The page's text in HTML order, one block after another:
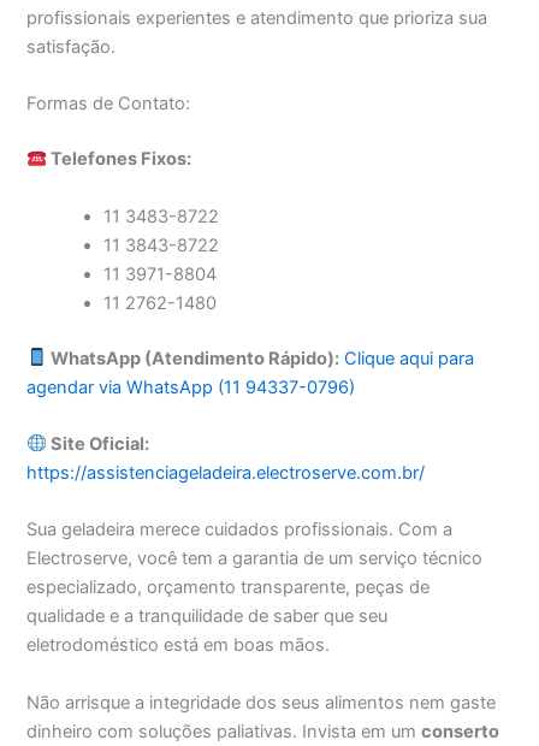
profissionais experientes e atendimento que prioriza sua
satisfação.
Formas de Contato:
Telefones Fixos:
11 3483-8722
11 3843-8722
11 3971-8804
11 2762-1480
WhatsApp (Atendimento Rápido): Clique aqui para
agendar via WhatsApp (11 94337-0796)
Site Oficial:
https://assistenciageladeira.electroserve.com.br/
Sua geladeira merece cuidados profissionais. Com a
Electroserve, você tem a garantia de um serviço técnico
especializado, orçamento transparente, peças de
qualidade e a tranquilidade de saber que seu
eletrodoméstico está em boas mãos.
Não arrisque a integridade dos seus alimentos nem gaste
dinheiro com soluções paliativas. Invista em umconserto